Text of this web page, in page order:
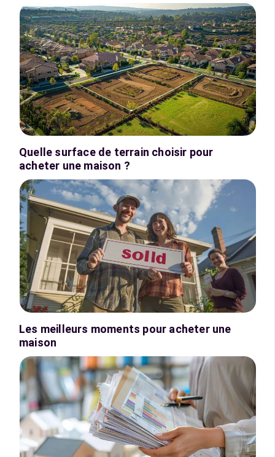
Quelle surface de terrain choisir pour
acheter une maison ?
Les meilleurs moments pour acheter une
maison